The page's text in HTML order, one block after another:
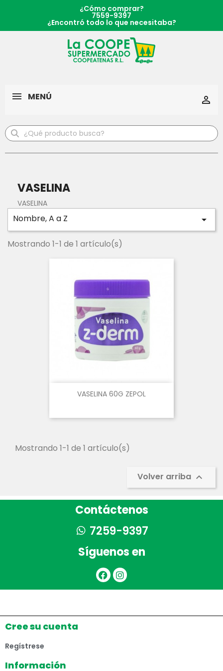
¿Cómo comprar?
7559-9397
¿Encontró todo lo que necesitaba?
MENÚ 
VASELINA
VASELINA
Nombre, A a Z 
Mostrando 1-1 de 1 artículo(s)
VASELINA 60G ZEPOL
Mostrando 1-1 de 1 artículo(s)
Volver arriba 
Contáctenos
7259-9397
Síguenos en
Cree su cuenta
Regístrese
Información